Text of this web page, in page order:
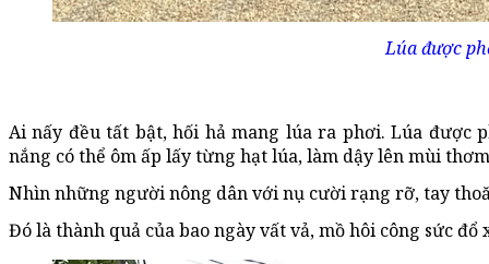
Lúa được
Ai nấy đều tất bật, hối hả mang lúa ra phơi. Lúa được
nắng có thể ôm ấp lấy từng hạt lúa, làm dậy lên mùi
Nhìn những người nông dân với nụ cười rạng rỡ, tay
Đó là thành quả của bao ngày vất vả, mồ hôi công sức đổ